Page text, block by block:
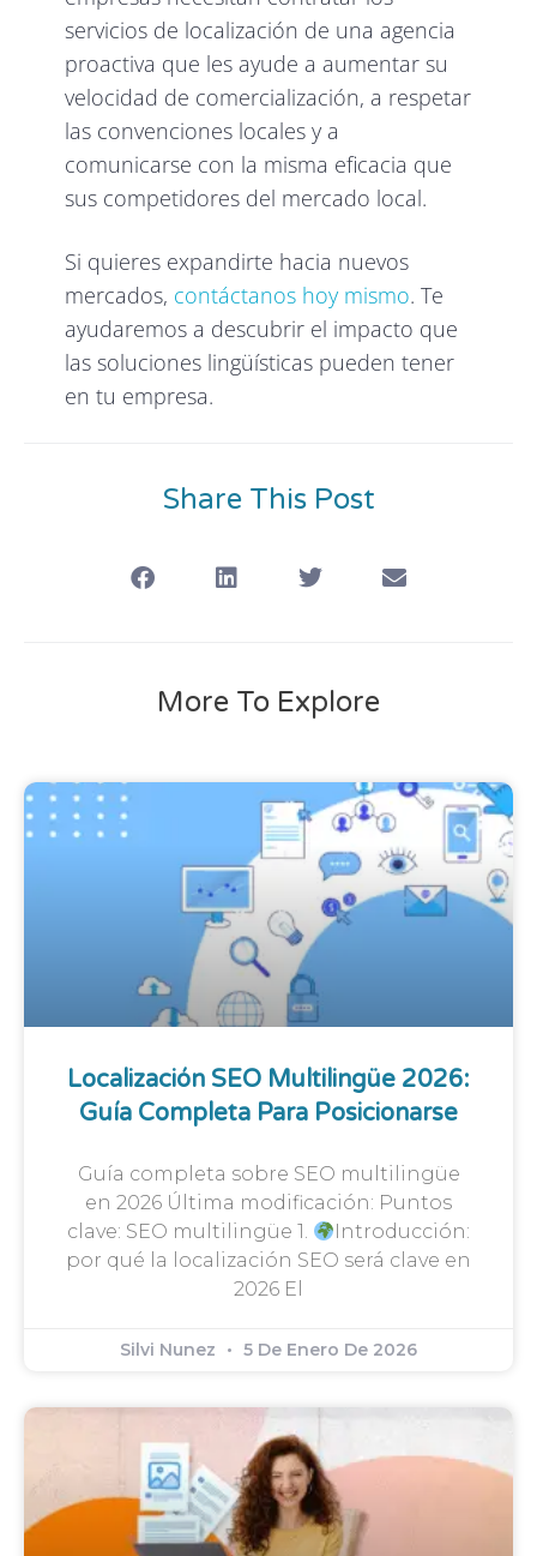
servicios de localización de una agencia
proactiva que les ayude a aumentar su
velocidad de comercialización, a respetar
las convenciones locales y a
comunicarse con la misma eficacia que
sus competidores del mercado local.
Si quieres expandirte hacia nuevos
mercados, contáctanos hoy mismo. Te
ayudaremos a descubrir el impacto que
las soluciones lingüísticas pueden tener
en tu empresa.
Share This Post
More To Explore
Localización SEO Multilingüe 2026:
Guía Completa Para Posicionarse
Guía completa sobre SEO multilingüe
en 2026 Última modificación: Puntos
clave: SEO multilingüe 1.
Introducción:
por qué la localización SEO será clave en
2026 El
Silvi Nunez 5 De Enero De 2026